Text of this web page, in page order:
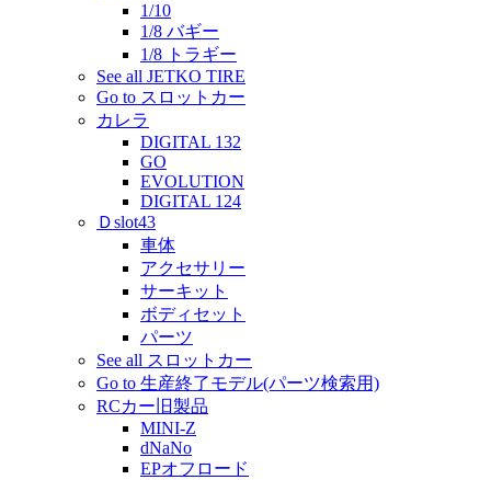
1/10
1/8 バギー
1/8 トラギー
See all JETKO TIRE
Go to スロットカー
カレラ
DIGITAL 132
GO
EVOLUTION
DIGITAL 124
Ｄslot43
車体
アクセサリー
サーキット
ボディセット
パーツ
See all スロットカー
Go to 生産終了モデル(パーツ検索用)
RCカー旧製品
MINI-Z
dNaNo
EPオフロード